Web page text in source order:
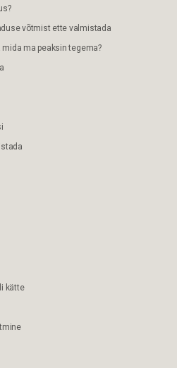
võtmist ette valmistada
ma peaksin tegema?
kätte